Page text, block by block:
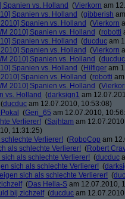
Spanien vs. Holland (Vierkorn am
Spanien vs. Holland (gibberish
Spanien vs. Holland (Vierkorn
2010] Spanien vs. Holland (robotti
Spanien vs. Holland (ducduc am
Spanien vs. Holland (Vierkorn
2010] Spanien vs. Holland (ducduc
Spanien vs. Holland (Hilfiger am
Spanien vs. Holland (robotti
2010] Spanien vs. Holland (
vs. Holland (darksign1 am
(ducduc am 12.07.2010, 10:53:08)
(Geri_65 am 12.07.2010,
Verlierer! (Sajhtam am
11:31:25)
Verlierer! (RoboCop am
als schlechte Verlierer! (Robert
als schlechte Verlierer! (ducduc
sich als schlechte Verlierer! (
sich als schlechte Verlierer! (
(Das Hella-S am 12.07.2010,
bij zichzelf(ducduc am